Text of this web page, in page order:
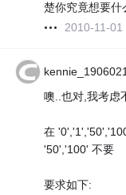
楚你究竟想要什
2010-11-01
噢..也对,我考虑
在
'50','100' 不要
要求如下: